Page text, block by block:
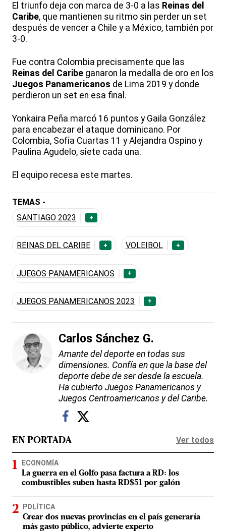
El triunfo deja con marca de 3-0 a las Reinas del
Caribe, que mantienen su ritmo sin perder un set
después de vencer a Chile y a México, también por
3-0.
Fue contra Colombia precisamente que las
Reinas del Caribe ganaron la medalla de oro en los
Juegos Panamericanos de Lima 2019 y donde
perdieron un set en esa final.
Yonkaira Peña marcó 16 puntos y Gaila González
para encabezar el ataque dominicano. Por
Colombia, Sofía Cuartas 11 y Alejandra Ospino y
Paulina Agudelo, siete cada una.
El equipo recesa este martes.
TEMAS -
SANTIAGO 2023
+
REINAS DEL CARIBE + VOLEIBOL +
JUEGOS PANAMERICANOS +
JUEGOS PANAMERICANOS 2023 +
Carlos Sánchez G.
Amante del deporte en todas sus
dimensiones. Confía en que la base del
deporte debe de ser desde la escuela.
Ha cubierto Juegos Panamericanos y
Juegos Centroamericanos y del Caribe.
EN PORTADA Ver todos
ECONOMÍA
La guerra en el Golfo pasa factura a RD: los
combustibles suben hasta RD$51 por galón
POLÍTICA
Crear dos nuevas provincias en el país generaría
más gasto público, advierte experto